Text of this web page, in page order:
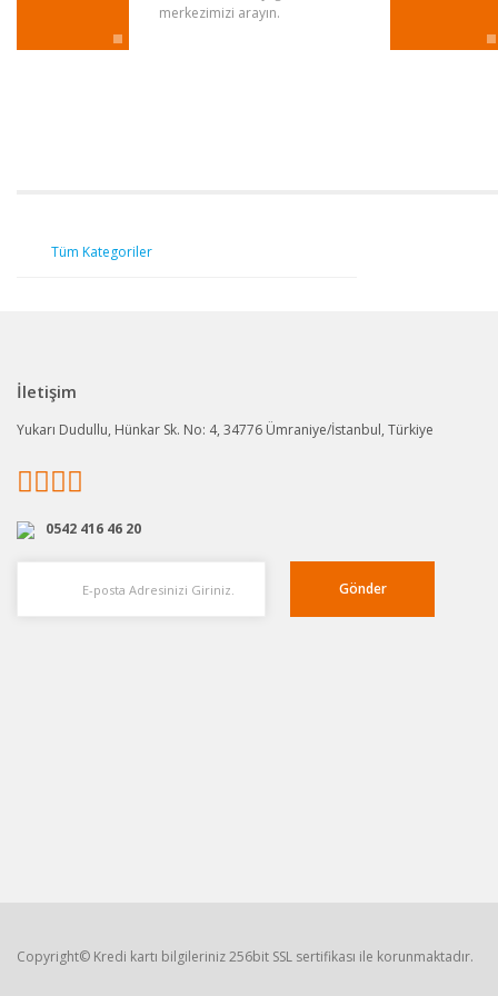
merkezimizi arayın.
Tüm Kategoriler
İletişim
Yukarı Dudullu, Hünkar Sk. No: 4, 34776 Ümraniye/İstanbul, Türkiye
0542 416 46 20
Gönder
Copyright© Kredi kartı bilgileriniz 256bit SSL sertifikası ile korunmaktadır.